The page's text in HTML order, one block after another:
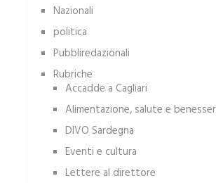
Nazionali
politica
Pubbliredazionali
Rubriche
Accadde a Cagliari
Alimentazione, salute e
DIVO Sardegna
Eventi e cultura
Lettere al direttore